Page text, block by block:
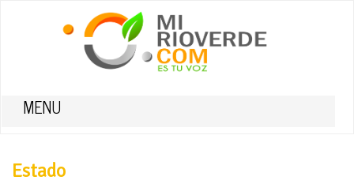
MENU
Estado